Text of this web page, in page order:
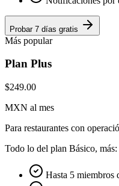
Probar 7 días gratis
Más popular
Plan Plus
$249.00
MXN al mes
Para restaurantes con
Todo lo del plan Básico, más:
Hasta 5 miembros